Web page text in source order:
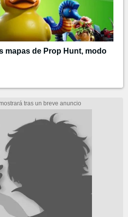
mapas de Prop Hunt, modo